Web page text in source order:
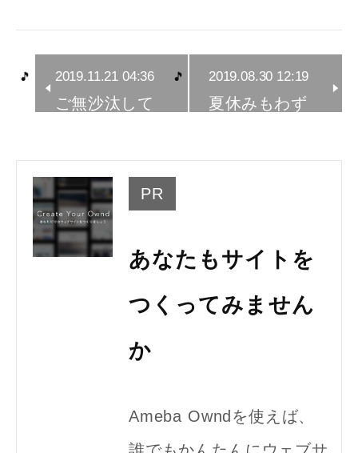
2019.11.21 04:36
ご無沙汰して
2019.08.30 12:19
夏休みもわず
PR
あなたもサイトを
つくってみません
か
Ameba Owndを使えば、